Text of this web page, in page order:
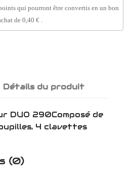
qui pourront être convertis en un bon
de 0,40 €.
Détails du produit
DUO 290Composé de
4 clavettes
(0)